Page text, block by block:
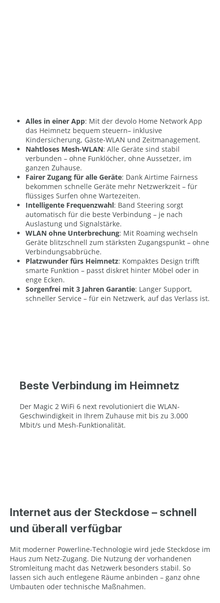
Alles in einer App: Mit der devolo Home Network App
das Heimnetz bequem steuern– inklusive
Kindersicherung, Gäste-WLAN und Zeitmanagement.
Nahtloses Mesh-WLAN: Alle Geräte sind stabil
verbunden – ohne Funklöcher, ohne Aussetzer, im
ganzen Zuhause.
Fairer Zugang für alle Geräte: Dank Airtime Fairness
bekommen schnelle Geräte mehr Netzwerkzeit – für
flüssiges Surfen ohne Wartezeiten.
Intelligente Frequenzwahl: Band Steering sorgt
automatisch für die beste Verbindung – je nach
Auslastung und Signalstärke.
WLAN ohne Unterbrechung: Mit Roaming wechseln
Geräte blitzschnell zum stärksten Zugangspunkt – ohne
Verbindungsabbrüche.
Platzwunder fürs Heimnetz: Kompaktes Design trifft
smarte Funktion – passt diskret hinter Möbel oder in
enge Ecken.
Sorgenfrei mit 3 Jahren Garantie: Langer Support,
schneller Service – für ein Netzwerk, auf das Verlass ist.
Beste Verbindung im Heimnetz
Der Magic 2 WiFi 6 next revolutioniert die WLAN-
Geschwindigkeit in Ihrem Zuhause mit bis zu 3.000
Mbit/s und Mesh-Funktionalität.
Internet aus der Steckdose – schnell
und überall verfügbar
Mit moderner Powerline-Technologie wird jede Steckdose im
Haus zum Netz-Zugang. Die Nutzung der vorhandenen
Stromleitung macht das Netzwerk besonders stabil. So
lassen sich auch entlegene Räume anbinden – ganz ohne
Umbauten oder technische Maßnahmen.